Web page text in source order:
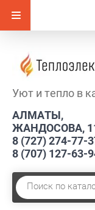
Уют и тепло в
АЛМАТЫ,
ЖАНДОСОВА,
8 (727) 274-77-
8 (707) 127-63-